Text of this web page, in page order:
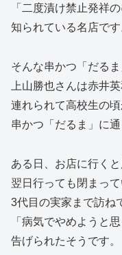
「二度漬け禁止発祥
知られている名店です
そんな串かつ「だる
上山勝也さんは赤井
連れられて高校生の頃
串かつ「だるま」に通
ある日、お店に行くと
翌日行っても閉まって
3代目の実家まで訪ね
「病気でやめようと
告げられたそうです。